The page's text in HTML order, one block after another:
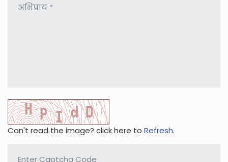
Can't read the image? click here to Refresh.